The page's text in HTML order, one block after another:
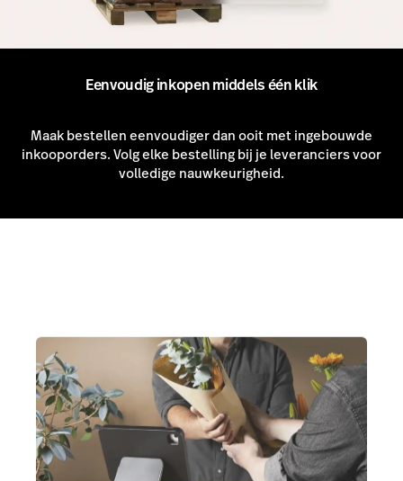
Eenvoudig inkopen middels één klik
Maak bestellen eenvoudiger dan ooit met ingebouwde
inkooporders. Volg elke bestelling bij je leveranciers voor
volledige nauwkeurigheid.